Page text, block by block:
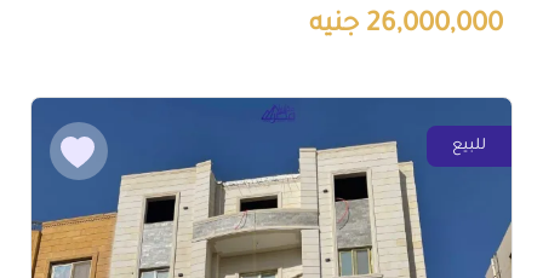
26,000,000 جنيه
للبيع